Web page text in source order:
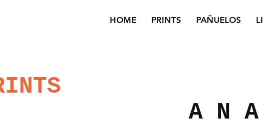
HOME PRINTS PAÑUELOS
A N